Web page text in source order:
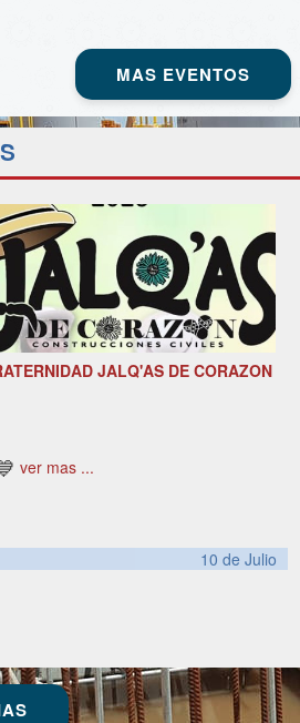
MAS EVENTOS
JALQ'AS DE CORAZON
ver mas ...
10 deJulio